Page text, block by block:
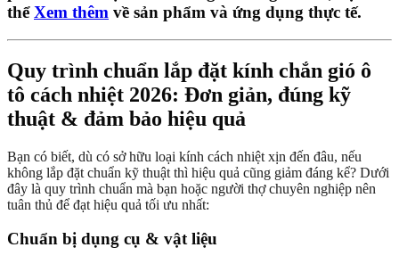
thểXem thêm về sản phẩm và ứng dụng thực tế.
Quy trình chuẩn lắp đặt kính chắn gió ô
tô cách nhiệt 2026: Đơn giản, đúng kỹ
thuật & đảm bảo hiệu quả
Bạn có biết, dù có sở hữu loại kính cách nhiệt xịn đến đâu, nếu
không lắp đặt chuẩn kỹ thuật thì hiệu quả cũng giảm đáng kể? Dưới
đây là quy trình chuẩn mà bạn hoặc người thợ chuyên nghiệp nên
tuân thủ để đạt hiệu quả tối ưu nhất:
Chuẩn bị dụng cụ & vật liệu